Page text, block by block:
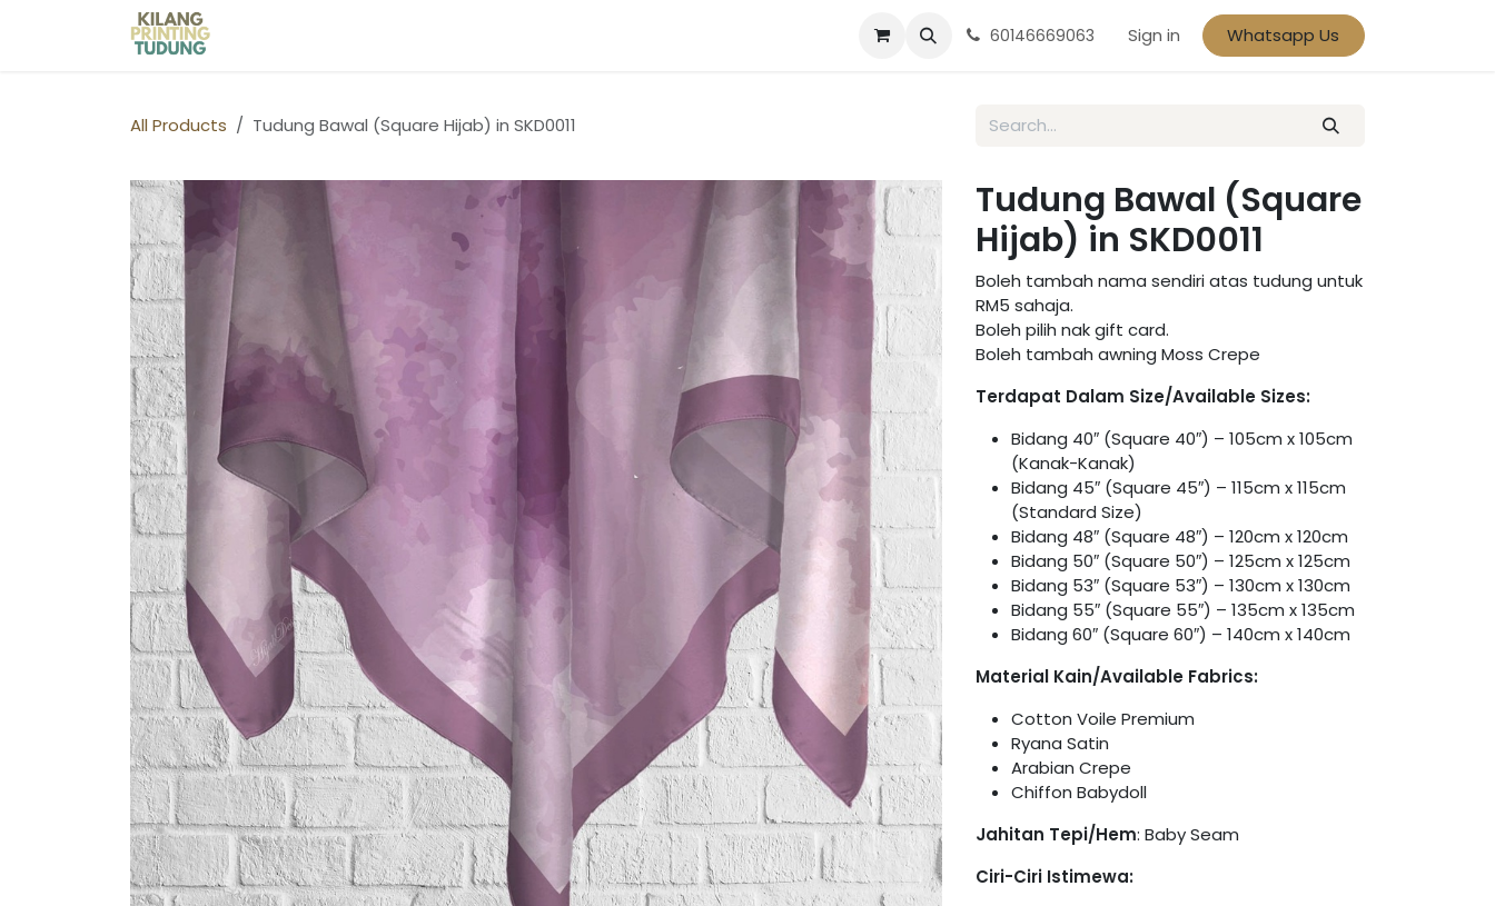
60146669063 Sign in Whatsapp Us
All Products Tudung Bawal (Square Hijab) in SKD0011
Tudung Bawal (Square
Hijab) in SKD0011
Boleh tambah nama sendiri atas tudung untuk
RM5 sahaja.
Boleh pilih nak gift card.
Boleh tambah awning Moss Crepe
Terdapat Dalam Size/Available Sizes:
Bidang 40″ (Square 40″) – 105cm x 105cm
(Kanak-Kanak)
Bidang 45″ (Square 45″) – 115cm x 115cm
(Standard Size)
Bidang 48″ (Square 48″) – 120cm x 120cm
Bidang 50″ (Square 50″) – 125cm x 125cm
Bidang 53″ (Square 53″) – 130cm x 130cm
Bidang 55″ (Square 55″) – 135cm x 135cm
Bidang 60″ (Square 60″) – 140cm x 140cm
Material Kain/Available Fabrics:
Cotton Voile Premium
Ryana Satin
Arabian Crepe
Chiffon Babydoll
Jahitan Tepi/Hem: Baby Seam
Ciri-Ciri Istimewa: